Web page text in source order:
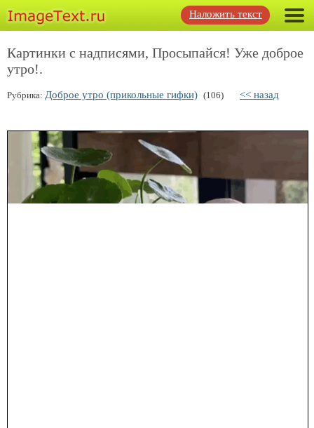
Наложить текст
Картинки с надписями, Просыпайся! Уже доброе
утро!.
Рубрика: Доброе утро (прикольные гифки) (106) << назад